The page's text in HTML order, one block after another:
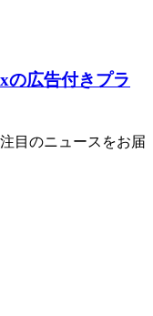
の広告付きプラ
目のニュースをお届